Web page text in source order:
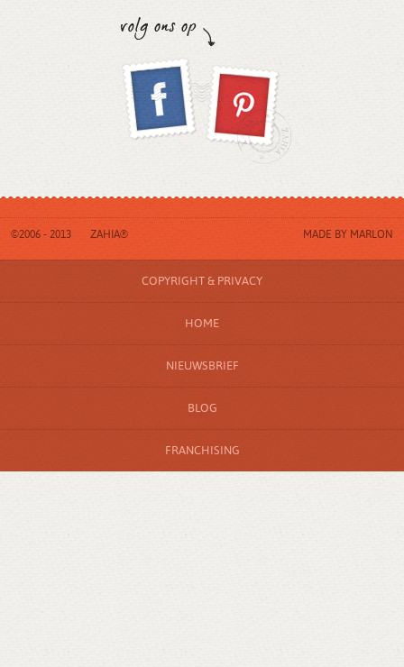
©2006 - 2013 ZAHIA® MADE BY MARLON
COPYRIGHT & PRIVACY
HOME
NIEUWSBRIEF
BLOG
FRANCHISING